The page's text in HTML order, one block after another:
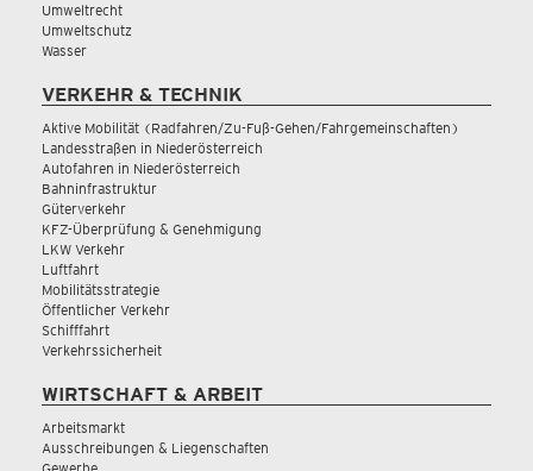
Umweltrecht
Umweltschutz
Wasser
VERKEHR & TECHNIK
Aktive Mobilität (Radfahren/Zu-Fuß-Gehen/Fahrgemeinschaften)
Landesstraßen in Niederösterreich
Autofahren in Niederösterreich
Bahninfrastruktur
Güterverkehr
KFZ-Überprüfung & Genehmigung
LKW Verkehr
Luftfahrt
Mobilitätsstrategie
Öffentlicher Verkehr
Schifffahrt
Verkehrssicherheit
WIRTSCHAFT & ARBEIT
Arbeitsmarkt
Ausschreibungen & Liegenschaften